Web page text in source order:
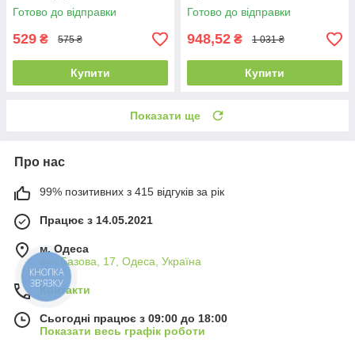
озвучуванням у 2 кольорах
Готово до відправки
529 ₴ 575 ₴
Купити
Готово до відправки
948,52 ₴ 1 031 ₴
Купити
Показати ще
Про нас
99% позитивних з 415 відгуків за рік
Працює з 14.05.2021
м. Одеса
вул.Базова, 17, Одеса, Україна
Контакти
Сьогодні працює з 09:00 до 18:00
Показати весь графік роботи
КНОПКА
ЗВ'ЯЗКУ